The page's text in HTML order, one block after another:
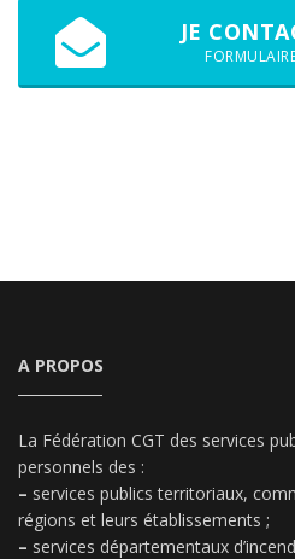
JE
A PROPOS
La Fédération CGT des services
personnels des :
– services publics territoriaux,
régions et leurs établissements ;
– services départementaux